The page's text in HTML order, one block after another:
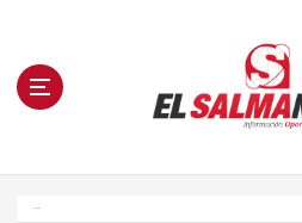
n El Salmantino -